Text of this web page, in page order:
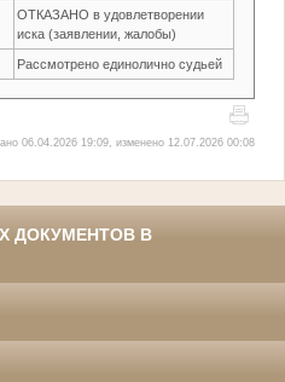
ОТКАЗАНО в удовлетворении
иска (заявлении, жалобы)
Рассмотрено единолично судьей
06.04.2026 19:09, изменено 12.07.2026 00:08
ДОКУМЕНТОВ В